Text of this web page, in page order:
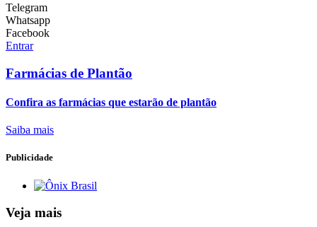
Telegram
Whatsapp
Facebook
Entrar
Farmácias de Plantão
Confira as farmácias que estarão de plantão
Saiba mais
Publicidade
Veja mais